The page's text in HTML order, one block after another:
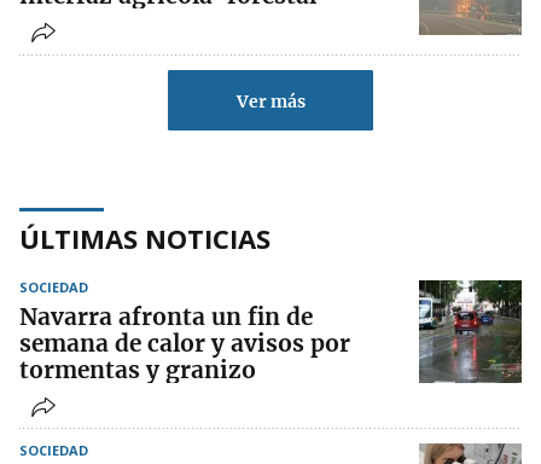
Ver más
ÚLTIMAS NOTICIAS
SOCIEDAD
Navarra afronta un fin de
semana de calor y avisos por
tormentas y granizo
SOCIEDAD